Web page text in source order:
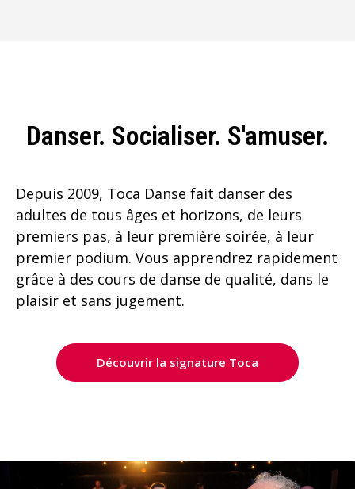
Danser. Socialiser. S'amuser.
Depuis 2009, Toca Danse fait danser des
adultes de tous âges et horizons, de leurs
premiers pas, à leur première soirée, à leur
premier podium. Vous apprendrez rapidement
grâce à des cours de danse de qualité, dans le
plaisir et sans jugement.
Découvrir la signature Toca